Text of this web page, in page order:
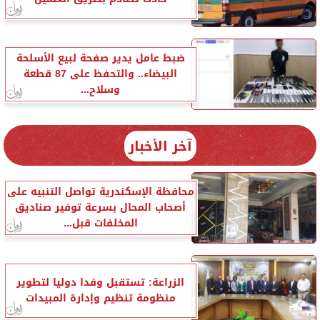
ضبط عامل يدير صفحة لبيع الأسلحة
البيضاء.. والتحفظ على 87 قطعة
وسلاح...
آخر الأخبار
محافظة الإسكندرية تواصل التنبيه على
أصحاب المحال بسرعة توفير صناديق
المخلفات قبل...
الزراعة: تستقبل وفدا دوليا لتطوير
منظومة تنظيم وإدارة المبيدات